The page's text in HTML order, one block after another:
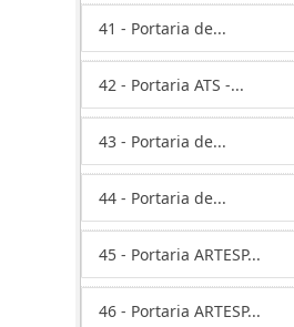
41 - Portaria de...
42 - Portaria ATS -...
43 - Portaria de...
44 - Portaria de...
45 - Portaria ARTESP...
46 - Portaria ARTESP...